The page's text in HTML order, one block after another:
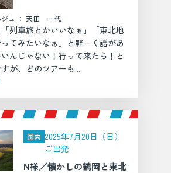
ジュ ： 天田 一代
列車旅とかいいなぁ」「東北地
てみたいなぁ」と軽ーく話があ
んじゃない！行って来たら！と
が、どのツアーも...
国内 2025年7月20日（日）
ご出発
N様／懐かしの鶴岡と東北